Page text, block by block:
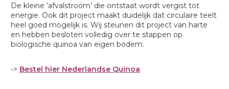
De kleine ‘afvalstroom’ die ontstaat wordt vergist tot
energie. Ook dit project maakt duidelijk dat circulaire teelt
heel goed mogelijk is. Wij steunen dit project van harte
en hebben besloten volledig over te stappen op
biologische quinoa van eigen bodem.
-> Bestel hier Nederlandse Quinoa